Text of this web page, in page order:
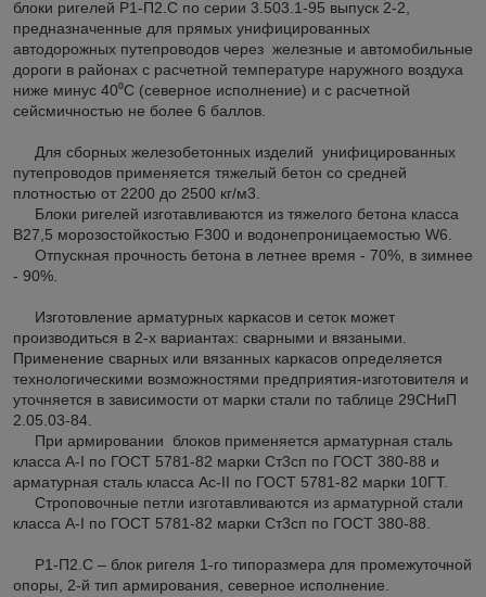
блоки ригелей Р1-П2.С по серии 3.503.1-95 выпуск 2-2,
предназначенные для прямых унифицированных
автодорожных путепроводов через железные и автомобильные
дороги в районах с расчетной температуре наружного воздуха
ниже минус 40⁰С (северное исполнение) и с расчетной
сейсмичностью не более 6 баллов.
Для сборных железобетонных изделий унифицированных
путепроводов применяется тяжелый бетон со средней
плотностью от 2200 до 2500 кг/м3
Блоки ригелей изготавливаются из тяжелого бетона класса
В27,5 морозостойкостью F300 и водонепроницаемостью W6.
Отпускная прочность бетона в летнее время - 70%, в зимнее
- 90%.
Изготовление арматурных каркасов и сеток может
производиться в 2-х вариантах: сварными и вязаными.
Применение сварных или вязанных каркасов определяется
технологическими возможностями предприятия-изготовителя и
уточняется в зависимости от марки стали по таблице 29СНиП
2.05.03-84.
При армировании блоков применяется арматурная сталь
класса А-I по ГОСТ 5781-82 марки Ст3сп по ГОСТ 380-88 и
арматурная сталь класса Ас-II по ГОСТ 5781-82 марки 10ГТ.
Строповочные петли изготавливаются из арматурной стали
класса А-I по ГОСТ 5781-82 марки Ст3сп по ГОСТ 380-88.
Р1-П2.С – блок ригеля 1-го типоразмера для промежуточной
опоры, 2-й тип армирования, северное исполнение.